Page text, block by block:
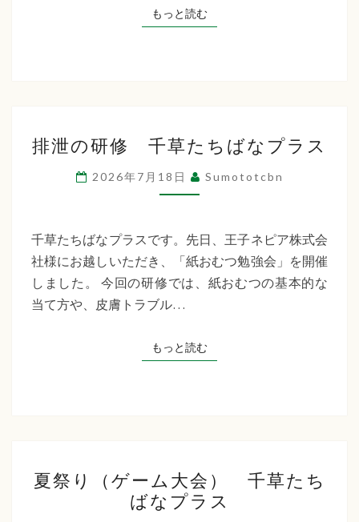
問
もっと読むもっと読む
泄
の
研
千
草
た
な
排泄の研修 千草たちばなプラス
2026年7月18日 Sumototcbn
千草たちばなプラスです。先日、王子ネピア株式会
社様にお越しいただき、「紙おむつ勉強会」を開催
しました。 今回の研修では、紙おむつの基本的な
当て方や、皮膚トラブル…
もっと読むもっと読む
祭
り
夏祭り（ゲーム大会） 千草たち
ばなプラス